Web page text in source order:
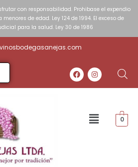
con responsabilidad. Prohibase el expendio
de edad. Ley 124 de 1994. El exceso de
para la salud. Ley 30 de 1986
0